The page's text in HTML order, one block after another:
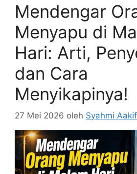
Mendengar
Menyapu di
Hari: Arti,
dan Cara
Menyikapinya!
27 Mei 2026 oleh Syahmi Aakif